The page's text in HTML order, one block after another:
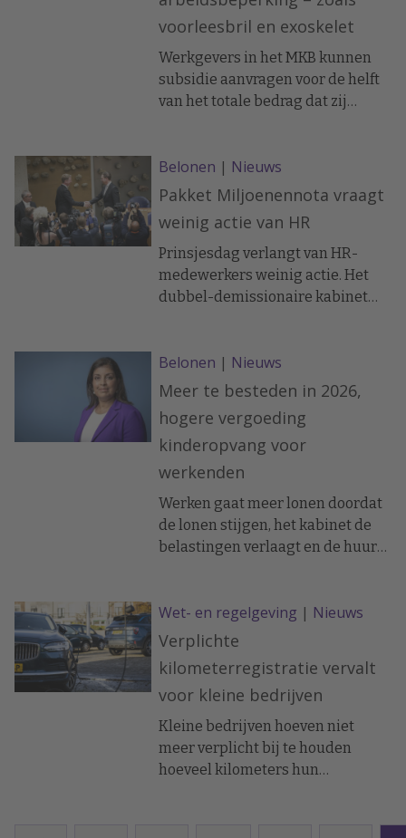
voorleesbril en exoskelet
Werkgevers in het MKB kunnen
subsidie aanvragen voor de helft
van het totale bedrag dat zij
medewerkers.
Belonen | Nieuws
Pakket Miljoenennota vraagt
weinig actie van HR
Prinsjesdag verlangt van HR-
medewerkers weinig actie. Het
dubbel-demissionaire kabinet
vermoedelijk laatste begroting
van het kabinet Schoof bevat geen
betrekking tot personeel en
arbeidsmarkt.
Belonen | Nieuws
Meer te besteden in 2026,
hogere vergoeding
kinderopvang voor
werkenden
Werken gaat meer lonen doordat
de lonen stijgen, het kabinet de
belastingen verlaagt en de huur-
Wet- en regelgeving | Nieuws
Verplichte
kilometerregistratie vervalt
voor kleine bedrijven
Kleine bedrijven hoeven niet
meer verplicht bij te houden
hoeveel kilometers hun